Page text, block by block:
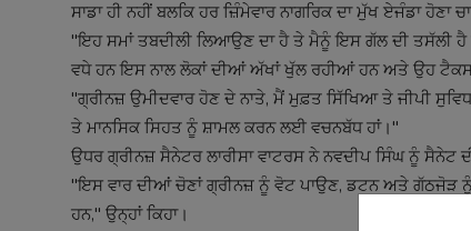
ਸਾਡਾ ਹੀ ਨਹੀਂ ਬਲਕਿ ਹਰ ਜ਼ਿੰਮੇਵਾਰ ਨਾਗਰਿਕ ਦਾ ਮੁੱਖ ਏਜੰਡਾ ਹੋਣਾ
"ਇਹ ਸਮਾਂ ਤਬਦੀਲੀ ਲਿਆਉਣ ਦਾ ਹੈ ਤੇ ਮੈਨੂੰ ਇਸ ਗੱਲ ਦੀ ਤਸੱਲੀ
ਵਧੇ ਹਨ ਇਸ ਨਾਲ ਲੋਕਾਂ ਦੀਆਂ ਅੱਖਾਂ ਖੁੱਲ ਰਹੀਆਂ ਹਨ ਅਤੇ ਉਹ ਟੈਕਸ
"ਗ੍ਰੀਨਜ਼ ਉਮੀਦਵਾਰ ਹੋਣ ਦੇ ਨਾਤੇ, ਮੈਂ ਮੁਫ਼ਤ ਸਿੱਖਿਆ ਤੇ ਜੀਪੀ
ਤੇ ਮਾਨਸਿਕ ਸਿਹਤ ਨੂੰ ਸ਼ਾਮਲ ਕਰਨ ਲਈ ਵਚਨਬੱਧ ਹਾਂ।"
ਉਧਰ ਗ੍ਰੀਨਜ਼ ਸੈਨੇਟਰ ਲਾਰੀਸਾ ਵਾਟਰਸ ਨੇ ਨਵਦੀਪ ਸਿੰਘ ਨੂੰ
"ਇਸ ਵਾਰ ਦੀਆਂ ਚੋਣਾਂ ਗ੍ਰੀਨਜ਼ ਨੂੰ ਵੋਟ ਪਾਉਣ, ਡਟਨ ਅਤੇ ਗੱਠਜੋੜ
ਹਨ," ਉਨ੍ਹਾਂ ਕਿਹਾ।